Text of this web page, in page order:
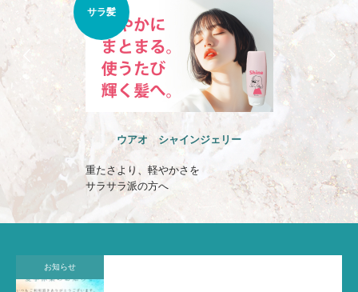
くせ
うねり
ウアオ のばしチャオ ミルク
晴れの日も雨の日も
一日まとまる髪へ
お知らせ